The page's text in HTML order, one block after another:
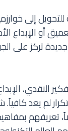
إلى
أو الإبداع
تركز على
النقدي،
لم يعد
تعريفهم